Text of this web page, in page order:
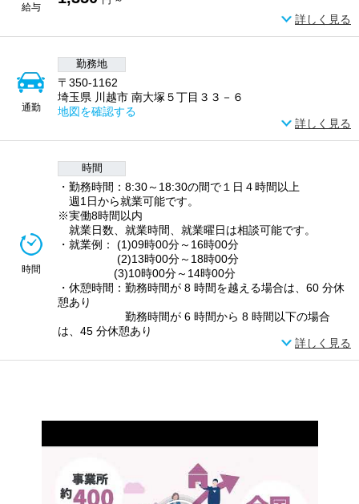
給与
詳しく見る
通勤
勤務地
〒350-1162
埼玉県 川越市 南大塚５丁目３３－６
地図を確認する
詳しく見る
時間
時間
・勤務時間：8:30～18:30の間で１日４時間以上
週1日から就業可能です。
※実働8時間以内
就業日数、就業時間、就業曜日は相談可能です。
・就業例： (1)09時00分～16時00分
(2)13時00分～18時00分
(3)10時00分～14時00分
・休憩時間：勤務時間が 8 時間を越える場合は、60 分休
憩あり
勤務時間が 6 時間から 8 時間以下の場合
は、45 分休憩あり
詳しく見る